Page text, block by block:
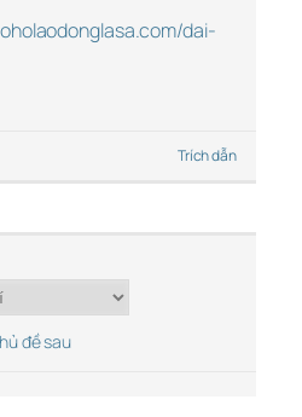
dai-
Trích dẫn
đề sau